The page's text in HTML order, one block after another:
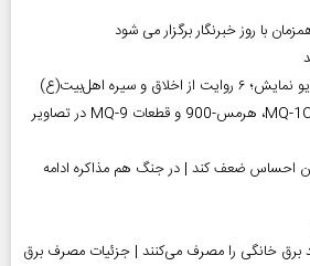
با روز خبرنگار برگزار می شود
و سیره اهل‌بیت(ع)
قاب تازه از شکار پهپادها؛ MQ-1C، هرمس-900 و قطعات MQ-9 در تصاویر
احساس ضعف کند | در جنگ هم مذاکره ادامه
مشترکان ۱۰ درصد برق خانگی را مصرف می‌کنند | جزئیات مصرف برق